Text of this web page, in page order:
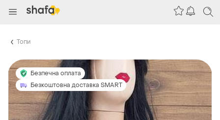
Топи
Безпечна оплата
Безкоштовна доставка SMART